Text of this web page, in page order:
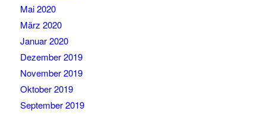
Mai 2020
März 2020
Januar 2020
Dezember 2019
November 2019
Oktober 2019
September 2019